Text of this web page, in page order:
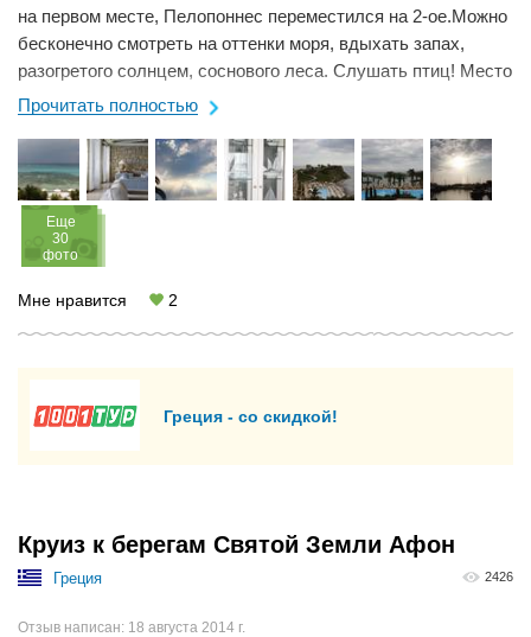
на первом месте, Пелопоннес переместился на 2-ое.Можно
бесконечно смотреть на оттенки моря, вдыхать запах,
разогретого солнцем, соснового леса. Слушать птиц! Место
хорошее, особенно там ...
Прочитать полностью
Eще
30
фото
Мне нравится 2
Греция - со скидкой!
Круиз к берегам Святой Земли Афон
Греция 2426
Отзыв написан: 18 августа 2014 г.